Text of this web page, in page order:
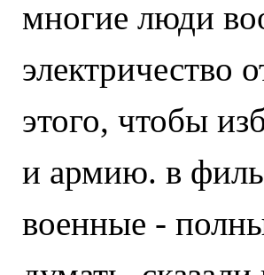
многие люди
электричество
этого, чтобы
и армию. в
военные -